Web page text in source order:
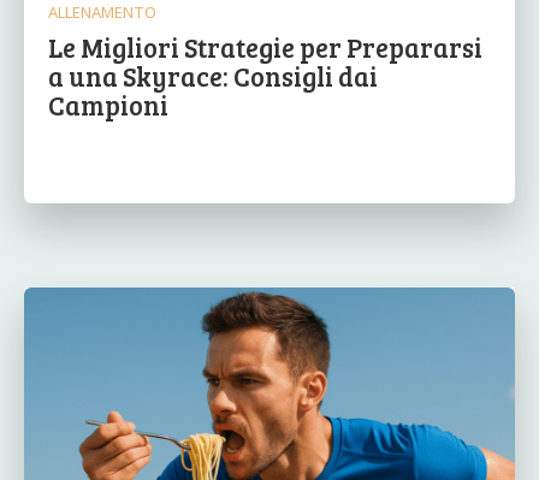
ALLENAMENTO
Le Migliori Strategie per Prepararsi
a una Skyrace: Consigli dai
Campioni